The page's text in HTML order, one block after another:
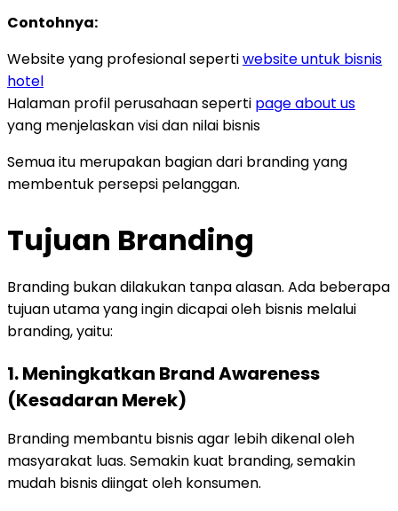
Contohnya:
Website yang profesional sepertiwebsite untuk bisnis
hotel
Halaman profil perusahaan seperti page about us
yang menjelaskan visi dan nilai bisnis
Semua itu merupakan bagian dari branding yang
membentuk persepsi pelanggan.
Tujuan Branding
Branding bukan dilakukan tanpa alasan. Ada beberapa
tujuan utama yang ingin dicapai oleh bisnis melalui
branding, yaitu:
1. Meningkatkan Brand Awareness
(Kesadaran Merek)
Branding membantu bisnis agar lebih dikenal oleh
masyarakat luas. Semakin kuat branding, semakin
mudah bisnis diingat oleh konsumen.